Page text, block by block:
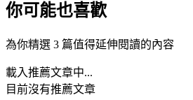
你可能也喜歡
為你精選 3 篇值得延伸閱讀的內容
載入推薦文章中...
目前沒有推薦文章